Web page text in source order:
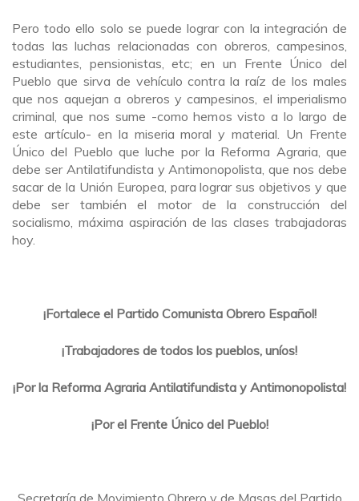
Pero todo ello solo se puede lograr con la integración de
todas las luchas relacionadas con obreros, campesinos,
estudiantes, pensionistas, etc; en un Frente Único del
Pueblo que sirva de vehículo contra la raíz de los males
que nos aquejan a obreros y campesinos, el imperialismo
criminal, que nos sume -como hemos visto a lo largo de
este artículo- en la miseria moral y material. Un Frente
Único del Pueblo que luche por la Reforma Agraria, que
debe ser Antilatifundista y Antimonopolista, que nos debe
sacar de la Unión Europea, para lograr sus objetivos y que
debe ser también el motor de la construcción del
socialismo, máxima aspiración de las clases trabajadoras
hoy.
¡Fortalece el Partido Comunista Obrero Español!
¡Trabajadores de todos los pueblos, uníos!
¡Por la Reforma Agraria Antilatifundista y Antimonopolista!
¡Por el Frente Único del Pueblo!
Secretaría de Movimiento Obrero y de Masas del Partido